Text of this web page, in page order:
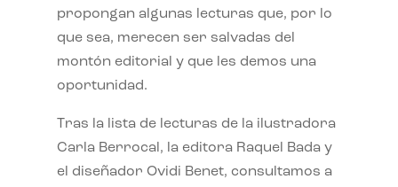
propongan algunas lecturas que, por lo
que sea, merecen ser salvadas del
montón editorial y que les demos una
oportunidad.
Tras la lista de lecturas de la ilustradora
Carla Berrocal, la editora Raquel Bada y
el diseñador Ovidi Benet, consultamos a